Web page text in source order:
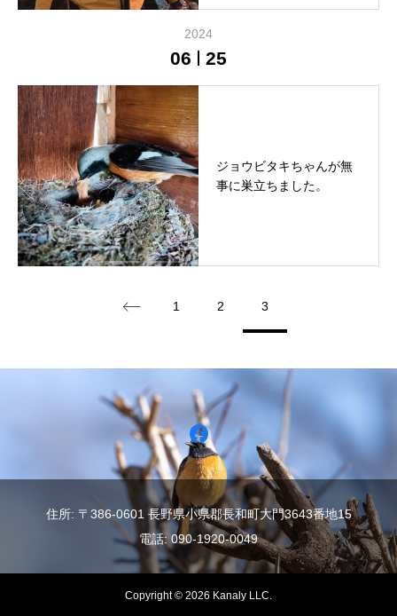
2024
06 25
ジョウビタキちゃんが無
事に巣立ちました。
1 2 3
住所: 〒386-0601 長野県小県郡長和町大門3643番地15
電話: 090-1920-0049
Copyright © 2026 Kanaly LLC.